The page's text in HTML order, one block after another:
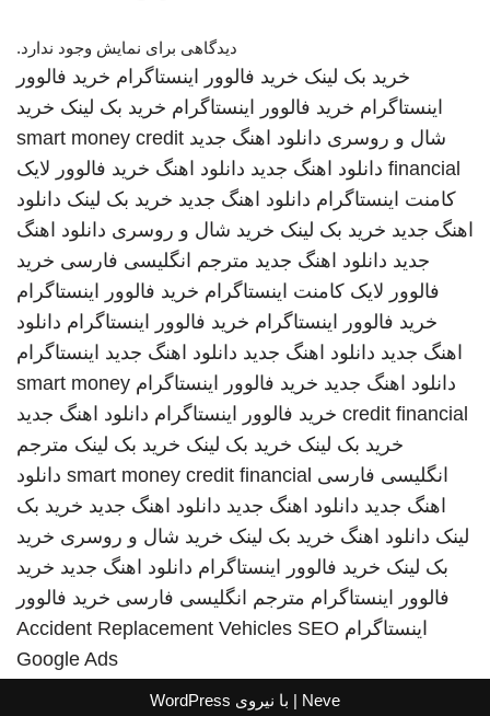
دیدگاهی برای نمایش وجود ندارد.
خرید بک لینک خرید فالوور اینستاگرام خرید فالوور
اینستاگرام خرید فالوور اینستاگرام خرید بک لینک خرید
شال و روسری دانلود اهنگ جدید smart money credit
financial دانلود اهنگ جدید دانلود اهنگ خرید فالوور لایک
کامنت اینستاگرام دانلود اهنگ جدید خرید بک لینک دانلود
اهنگ جدید خرید بک لینک خرید شال و روسری دانلود اهنگ
جدید دانلود اهنگ جدید مترجم انگلیسی فارسی خرید
فالوور لایک کامنت اینستاگرام خرید فالوور اینستاگرام
خرید فالوور اینستاگرام خرید فالوور اینستاگرام دانلود
اهنگ جدید دانلود اهنگ جدید دانلود اهنگ جدید اینستاگرام
دانلود اهنگ جدید خرید فالوور اینستاگرام smart money
credit financial خرید فالوور اینستاگرام دانلود اهنگ جدید
خرید بک لینک خرید بک لینک خرید بک لینک مترجم
انگلیسی فارسی smart money credit financial دانلود
اهنگ جدید دانلود اهنگ جدید دانلود اهنگ جدید خرید بک
لینک دانلود اهنگ خرید بک لینک خرید شال و روسری خرید
بک لینک خرید فالوور اینستاگرام دانلود اهنگ جدید خرید
فالوور اینستاگرام مترجم انگلیسی فارسی خرید فالوور
اینستاگرام
Accident Replacement Vehicles SEO
Google Ads
Neve | با نیروی WordPress